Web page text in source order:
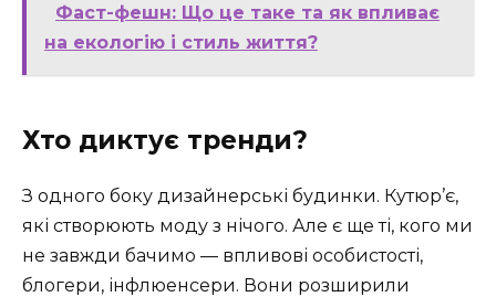
Фаст-фешн: Що це таке та як впливає
на екологію і стиль життя?
Хто диктує тренди?
З одного боку дизайнерські будинки. Кутюр’є,
які створюють моду з нічого. Але є ще ті, кого ми
не завжди бачимо — впливові особистості,
блогери, інфлюенсери. Вони розширили